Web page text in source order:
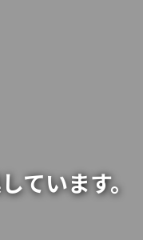
ています。